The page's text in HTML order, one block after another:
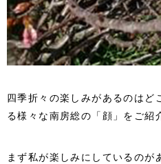
四季折々の楽しみがあるのはど
る様々な南房総の「顔」をご紹
まず私が楽しみにしているの